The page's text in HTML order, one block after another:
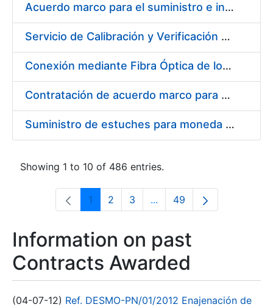
Acuerdo marco para el suministro e instalación de persianas, estores y otros complementos
Servicio de Calibración y Verificación Externa de los Equipos de Medición del Servicio de Prevención de la FNMT-RCM
Conexión mediante Fibra Óptica de los Centros de Proceso de Datos (CPDs) de las sedes de la FNMT-RCM de Burgos y Madrid
Contratación de acuerdo marco para el Suministro de Material de Electricidad para la Fábrica Nacional de Moneda y Timbre-Real Casa de la Moneda en su centro de trabajo de Burgos
Suministro de estuches para moneda de 30 €
Showing 1 to 10 of 486 entries.
Page
1 Page
2 Page
3 ...Intermediate Pages Use
Page
49
Information on past
Contracts Awarded
(04-07-12) Ref. DESMO-PN/01/2012 Enajenación de